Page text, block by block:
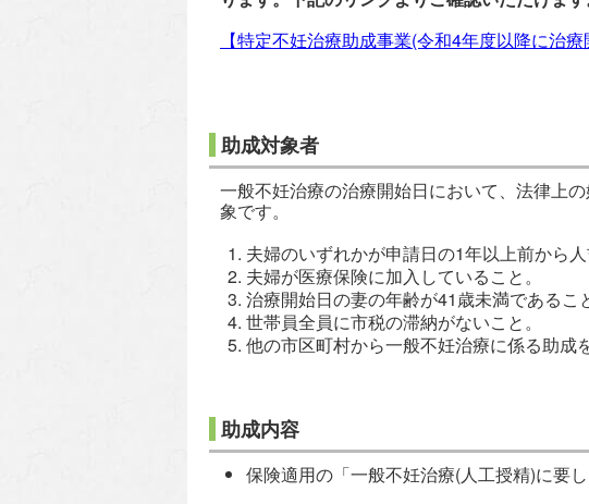
【特定不妊治療助成事業(令和4年度以降に治療
助成対象者
一般不妊治療の治療開始日において、法律上
象です。
夫婦のいずれかが申請日の1年以上前から
夫婦が医療保険に加入していること。
治療開始日の妻の年齢が41歳未満であるこ
世帯員全員に市税の滞納がないこと。
他の市区町村から一般不妊治療に係る助成
助成内容
保険適用の「一般不妊治療(人工授精)に要